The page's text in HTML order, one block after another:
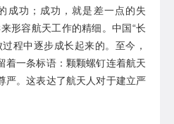
成功 ； 成功 ，就是差一点的失
形容航天工作的精细。中国“长
程中逐步成长起来的。至今，
着一条标语：颗颗螺钉连着航天
严。这表达了航天人对于建立严